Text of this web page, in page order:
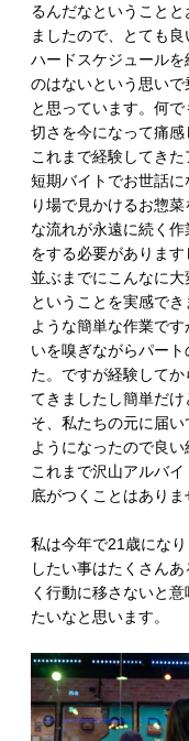
るんだなということ
ましたので、とても
ハードスケジュール
のはないという思い
と思っています。何
切さを今になって痛感
これまで経験してき
短期バイトでお世話
り場で見かけるお惣
な流れが永遠に続く
をする必要がありま
並ぶまでにこんなに
ということを実感で
ような簡単な作業で
いを嗅ぎながらパー
た。ですが経験して
てきましたし簡単だ
そ、私たちの元に届
ようになったので良い
これまで沢山アルバ
底がつくことはあり
私は今年で21歳にな
したい事はたくさん
く行動に移さないと
たいなと思います。